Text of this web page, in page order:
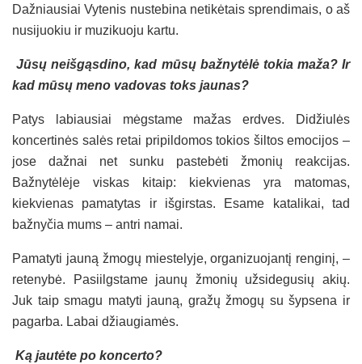
Dažniausiai Vytenis nustebina netikėtais sprendimais, o aš
nusijuokiu ir muzikuoju kartu.
Jūsų neišgąsdino, kad mūsų bažnytėlė tokia maža? Ir
kad mūsų meno vadovas toks jaunas?
Patys labiausiai mėgstame mažas erdves. Didžiulės
koncertinės salės retai pripildomos tokios šiltos emocijos –
jose dažnai net sunku pastebėti žmonių reakcijas.
Bažnytėlėje viskas kitaip: kiekvienas yra matomas,
kiekvienas pamatytas ir išgirstas. Esame katalikai, tad
bažnyčia mums – antri namai.
Pamatyti jauną žmogų miestelyje, organizuojantį renginį, –
retenybė. Pasiilgstame jaunų žmonių užsidegusių akių.
Juk taip smagu matyti jauną, gražų žmogų su šypsena ir
pagarba. Labai džiaugiamės.
Ką jautėte po koncerto?